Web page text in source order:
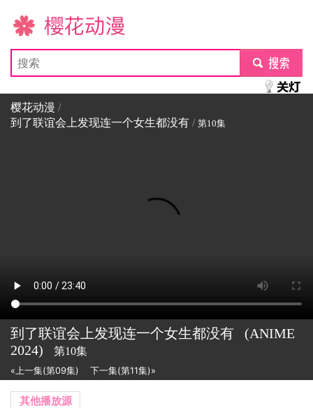
樱花动漫
submit
樱花动漫 /
到了联谊会上发现连一个女生都没有 / 第10集
到了联谊会上发现连一个女生都没有
(ANIME
2024)
第10集
«上一集(第09集) 下一集(第11集)»
其他播放源